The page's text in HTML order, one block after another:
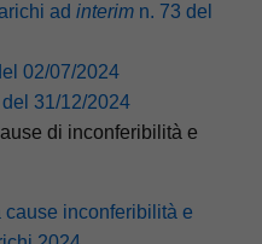
ad interim n. 73 del
02/07/2024
31/12/2024
di inconferibilità e
inconferibilità e